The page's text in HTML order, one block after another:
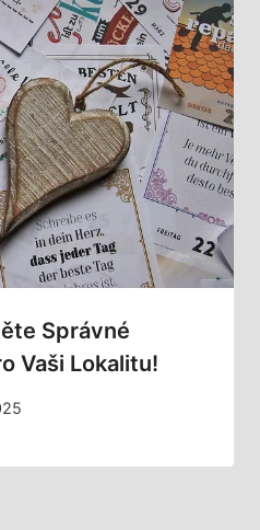
Správné
Vaši Lokalitu!